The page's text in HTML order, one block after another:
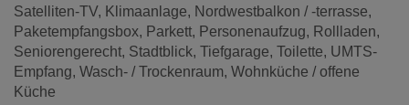
Satelliten-TV
Klimaanlage
Nordwestbalkon / -terrasse
Paketempfangsbox
Parkett Personenaufzug
Rollladen
Seniorengerecht Stadtblick Tiefgarage Toilette UMTS-
Empfang Wasch- / Trockenraum Wohnküche / offene
Küche